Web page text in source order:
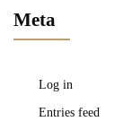
Meta
Log in
Entries feed